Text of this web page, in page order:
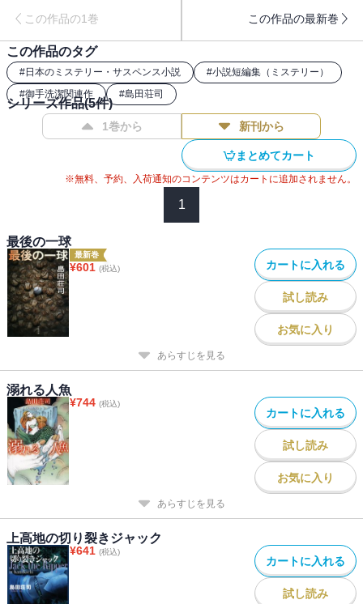
この作品の1巻 この作品の最新巻
この作品のタグ
#日本のミステリー・サスペンス小説 #小説短編集（ミステリー）
#御手洗潔関連作 #島田荘司
シリーズ作品(5件)
1巻から 新刊から
まとめてカート
※無料、予約、入荷通知のコンテンツはカートに追加されません。
1
最後の一球
最新巻
¥601 (税込) カートに入れる
試し読み
お気に入り
あらすじを見る
溺れる人魚
¥744 (税込)
カートに入れる
試し読み
お気に入り
あらすじを見る
上高地の切り裂きジャック
¥641 (税込)
カートに入れる
試し読み